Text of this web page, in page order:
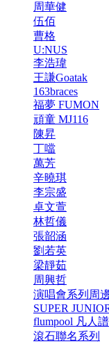
周華健
伍佰
曹格
U:NUS
李浩瑋
王謙Goatak
163braces
福夢 FUMON
頑童 MJ116
陳昇
丁噹
萬芳
辛曉琪
李宗盛
卓文萱
林哲儀
張韶涵
劉若英
梁靜茹
周興哲
演唱會系列周
SUPER
flumpool 凡人譜
滾石聯名系列